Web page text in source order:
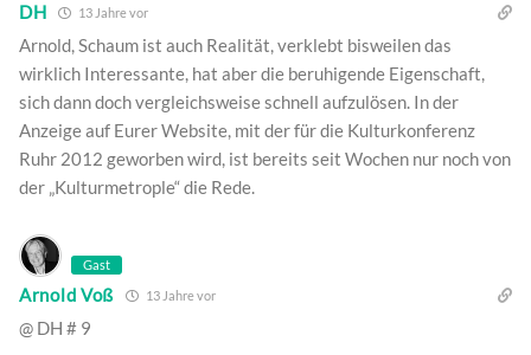
DH 13 Jahre vor
Arnold, Schaum ist auch Realität, verklebt bisweilen das
wirklich Interessante, hat aber die beruhigende Eigenschaft,
sich dann doch vergleichsweise schnell aufzulösen. In der
Anzeige auf Eurer Website, mit der für die Kulturkonferenz
Ruhr 2012 geworben wird, ist bereits seit Wochen nur noch von
der „Kulturmetrople“ die Rede.
Gast
Arnold Voß 13 Jahre vor
@ DH # 9